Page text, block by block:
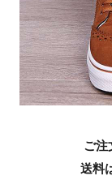
ご注
送料